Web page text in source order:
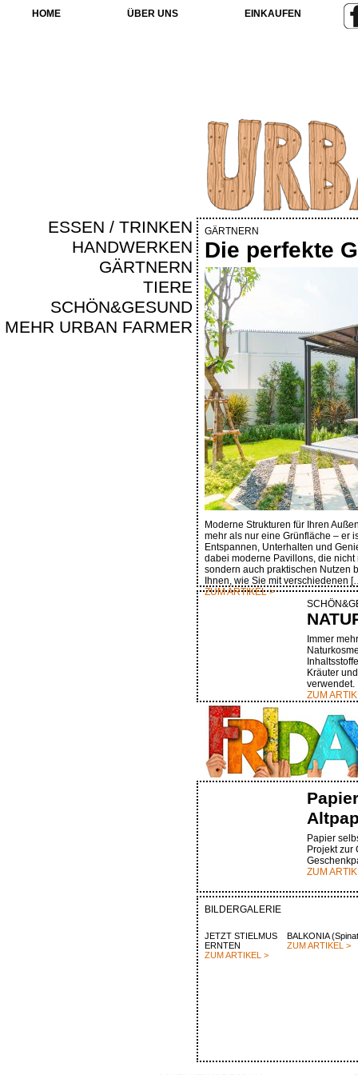
HOME ÜBER UNS EINKAUFEN
ESSEN / TRINKEN
HANDWERKEN
GÄRTNERN
TIERE
SCHÖN&GESUND
MEHR URBAN FARMER
GÄRTNERN
Die perfekte
Moderne Strukturen für Ihren
mehr als nur eine Grünfläche – er
Entspannen, Unterhalten und
dabei moderne Pavillons, die
sondern auch praktischen Nutzen
Ihnen, wie Sie mit verschiedenen
ZUM ARTIKEL >
Immer
Kräuter
verwendet.
ZUM
Papier
Projekt zur
ZUM
BILDERGALERIE
JETZT STIELMUS
ERNTEN
ZUM ARTIKEL >
BALKONIA
ZUM ARTIKEL >